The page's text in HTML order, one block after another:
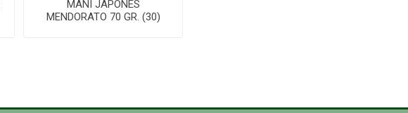
MANI JAPONES
MENDORATO 70 GR. (30)